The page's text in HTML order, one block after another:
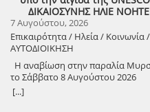
Προοπτικές στην Ηλεία»
Νεότερης Πολιτιστικής
Αθήνας – Γωγώ Κανελλοπούλου,
Σιάκκουλης, Πρόεδρος eco
χοροί της Ηλείας από το Λύκειο
την πολιτιστική εκδήλωση
εκδήλωσης, σας προσκαλούμε
ζωντανή παραδοσιακή μουσική
Λύσανδρου Παναγόπουλου, σε
ΔΙΚΑΙΟΣΥΝΗΣ ΗΛΙΕ
7 Αυγούστου, 2026
Επικαιρότητα / Ηλεία /
ΑΥΤΟΔΙΟΙΚΗΣΗ
Η αναβίωση στην παραλία
το Σάββατο 8 Αυγούστου 2026
[...]